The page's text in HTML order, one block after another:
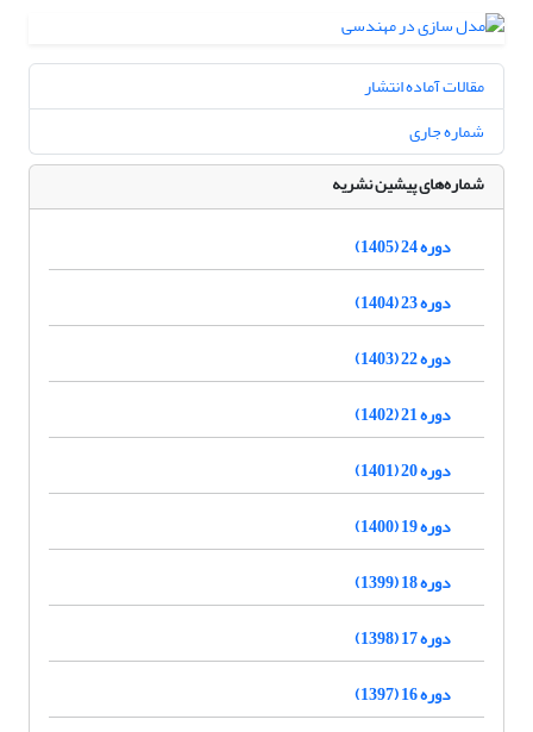
مقالات آماده انتشار
شماره جاری
شماره‌های پیشین نشریه
دوره 24 (1405)
دوره 23 (1404)
دوره 22 (1403)
دوره 21 (1402)
دوره 20 (1401)
دوره 19 (1400)
دوره 18 (1399)
دوره 17 (1398)
دوره 16 (1397)